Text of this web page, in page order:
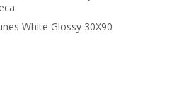
White Glossy 30X90